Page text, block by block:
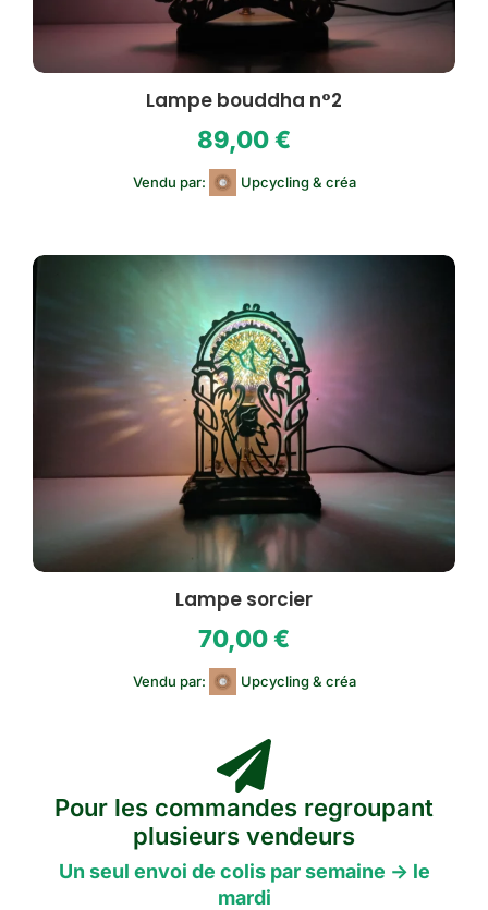
Lampe bouddha n°2
89,00€
Vendu par: Upcycling & créa
Lampe sorcier
70,00€
Vendu par: Upcycling & créa
Pour les commandes regroupant
plusieurs vendeurs
Un seul envoi de colis par semaine -> le
mardi